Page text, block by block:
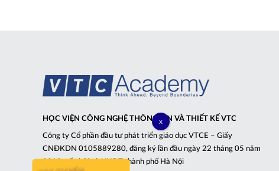
HỌC VIỆN CÔNG NGHỆ THÔNG TIN VÀ THIẾT KẾ VTC
Công ty Cổ phần đầu tư phát triển giáo dục VTCE – Giấy
CNĐKDN 0105889280, đăng ký lần đầu ngày 22 tháng 05 năm
2012, cấp bởi sở KHĐT thành phố Hà Nội